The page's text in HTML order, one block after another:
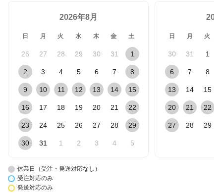
2026年8月
日 月 火 水 木 金 土
26 27 28 29 30 31 1
2 3 4 5 6 7 8
9 10 11 12 13 14 15
16 17 18 19 20 21 22
23 24 25 26 27 28 29
30 31 1 2 3 4 5
日 月 火
30 31 1
6 7 8
13 14 15
20 21 22
27 28 29
休業日（受注・発送対応なし）
受注対応のみ
発送対応のみ